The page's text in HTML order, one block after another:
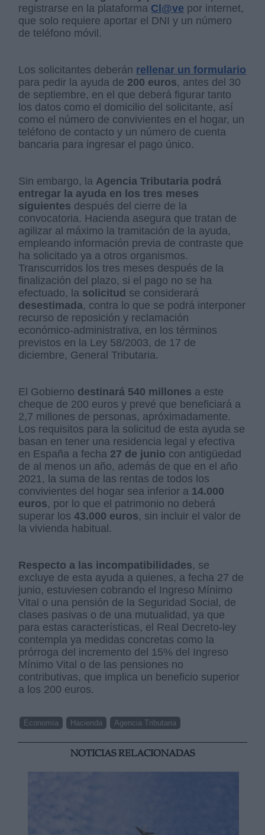
registrarse en la plataforma Cl@ve por internet,
que solo requiere aportar el DNI y un número
de teléfono móvil.
Los solicitantes deberán rellenar un formulario
para pedir la ayuda de 200 euros, antes del 30
de septiembre, en el que deberá figurar tanto
los datos como el domicilio del solicitante, así
como el número de convivientes en el hogar, un
teléfono de contacto y un número de cuenta
bancaria para ingresar el pago único.
Sin embargo, la Agencia Tributaria podrá
entregar la ayuda en los tres meses
siguientes después del cierre de la
convocatoria. Hacienda asegura que tratan de
agilizar al máximo la tramitación de la ayuda,
empleando información previa de contraste que
ha solicitado ya a otros organismos.
Transcurridos los tres meses después de la
finalización del plazo, si el pago no se ha
efectuado, la solicitud se considerará
desestimada, contra lo que se podrá interponer
recurso de reposición y reclamación
económico-administrativa, en los términos
previstos en la Ley 58/2003, de 17 de
diciembre, General Tributaria.
El Gobierno destinará 540 millones a este
cheque de 200 euros y prevé que beneficiará a
2,7 millones de personas, apróximadamente.
Los requisitos para la solicitud de esta ayuda se
basan en tener una residencia legal y efectiva
en España a fecha 27 de junio con antigüedad
de al menos un año, además de que en el año
2021, la suma de las rentas de todos los
convivientes del hogar sea inferior a 14.000
euros, por lo que el patrimonio no deberá
superar los 43.000 euros, sin incluir el valor de
la vivienda habitual.
Respecto a las incompatibilidades, se
excluye de esta ayuda a quienes, a fecha 27 de
junio, estuviesen cobrando el Ingreso Mínimo
Vital o una pensión de la Seguridad Social, de
clases pasivas o de una mutualidad, ya que
para estas características, el Real Decreto-ley
contempla ya medidas concretas como la
prórroga del incremento del 15% del Ingreso
Mínimo Vital o de las pensiones no
contributivas, que implica un beneficio superior
a los 200 euros.
Economía Hacienda Agencia Tributaria
NOTICIAS RELACIONADAS